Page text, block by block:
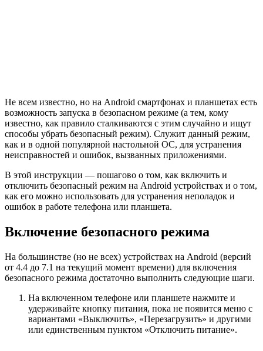
Не всем известно, но на Android смартфонах и планшетах есть
возможность запуска в безопасном режиме (а тем, кому
известно, как правило сталкиваются с этим случайно и ищут
способы убрать безопасный режим). Служит данный режим,
как и в одной популярной настольной ОС, для устранения
неисправностей и ошибок, вызванных приложениями.
В этой инструкции — пошагово о том, как включить и
отключить безопасный режим на Android устройствах и о том,
как его можно использовать для устранения неполадок и
ошибок в работе телефона или планшета.
Включение безопасного режима
На большинстве (но не всех) устройствах на Android (версий
от 4.4 до 7.1 на текущий момент времени) для включения
безопасного режима достаточно выполнить следующие шаги.
На включенном телефоне или планшете нажмите и
удерживайте кнопку питания, пока не появится меню с
вариантами «Выключить», «Перезагрузить» и другими
или единственным пунктом «Отключить питание».